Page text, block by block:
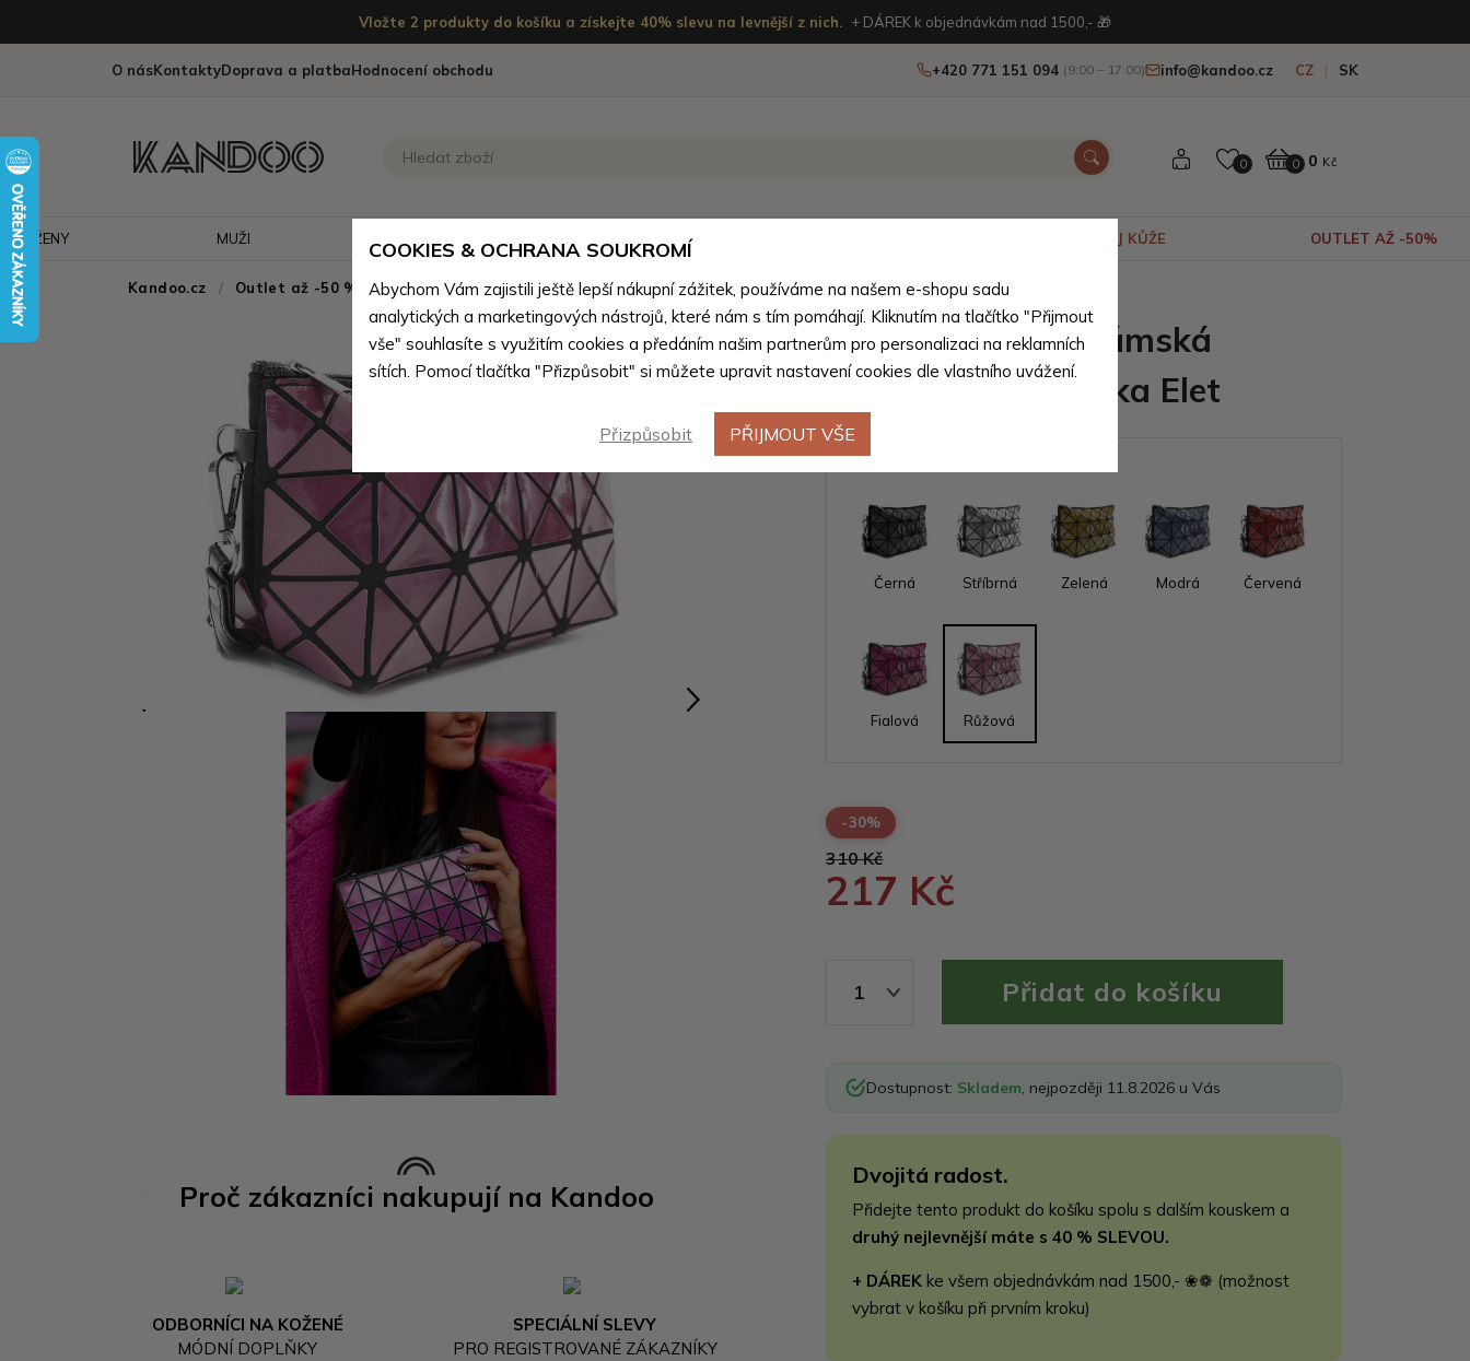
Vložte 2 produkty do košíku a získejte 40% slevu na levnější z nich. + DÁREK k objednávkám nad 1500,- 🎁
O násKontaktyDoprava a platbaHodnocení obchodu +420 771 151 094 (9:00 – 17:00) info@kandoo.cz CZ SK
0 0 0 Kč
ŽENY MUŽI VÝPRODEJ KŮŽE OUTLET AŽ -50%
Kandoo.cz Outlet až -50 % - doprodej nekoženého zboží
Proč zákazníci nakupují na Kandoo
ODBORNÍCI NA KOŽENÉ
MÓDNÍ DOPLŇKY
SPECIÁLNÍ SLEVY
PRO REGISTROVANÉ ZÁKAZNÍKY
Růžová stylová dámská
kosmetická taštička Elet
Barevné varianty
Černá Stříbrná Zelená Modrá Červená
Fialová Růžová
-30%
310 Kč
217 Kč
1
Dostupnost: Skladem , nejpozději 11.8.2026 u Vás
Dvojitá radost.
Přidejte tento produkt do košíku spolu s dalším kouskem a
druhý nejlevnější máte s 40 % SLEVOU.
+ DÁREK ke všem objednávkám nad 1500,- ❀❁ (možnost
vybrat v košíku při prvním kroku)
COOKIES & OCHRANA SOUKROMÍ
Abychom Vám zajistili ještě lepší nákupní zážitek, používáme na našem e-shopu sadu
analytických a marketingových nástrojů, které nám s tím pomáhají. Kliknutím na tlačítko "Přijmout
vše" souhlasíte s využitím cookies a předáním našim partnerům pro personalizaci na reklamních
sítích. Pomocí tlačítka "Přizpůsobit" si můžete upravit nastavení cookies dle vlastního uvážení.
Přizpůsobit PŘIJMOUT VŠE